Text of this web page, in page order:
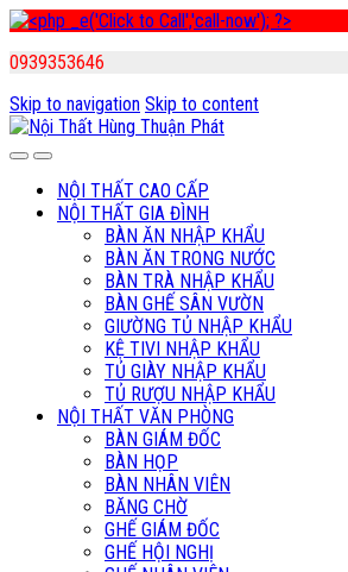
0939353646
Skip to navigation Skip to content
NỘI THẤT CAO CẤP
NỘI THẤT GIA ĐÌNH
BÀN ĂN NHẬP KHẨU
BÀN ĂN TRONG NƯỚC
BÀN TRÀ NHẬP KHẨU
BÀN GHẾ SÂN VƯỜN
GIƯỜNG TỦ NHẬP KHẨU
KỆ TIVI NHẬP KHẨU
TỦ GIÀY NHẬP KHẨU
TỦ RƯỢU NHẬP KHẨU
NỘI THẤT VĂN PHÒNG
BÀN GIÁM ĐỐC
BÀN HỌP
BÀN NHÂN VIÊN
BĂNG CHỜ
GHẾ GIÁM ĐỐC
GHẾ HỘI NGHỊ